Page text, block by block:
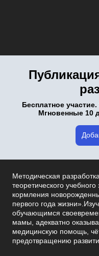
Бесплатное
Мгновенные 10
Методическая
теоретического
кормления
первого года
обучающимся
мамы, адекватно
медицинскую помощь,
предотвращению